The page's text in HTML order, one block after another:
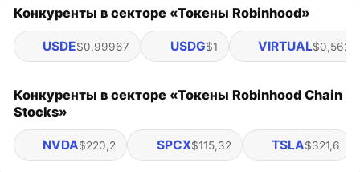
Конкуренты в секторе «Токены Robinhood»
USDE$0,99967 USDG$1 VIRTUAL$0,562
Конкуренты в секторе «Токены Robinhood Chain
Stocks»
NVDA$220,2 SPCX$115,32 TSLA$321,6